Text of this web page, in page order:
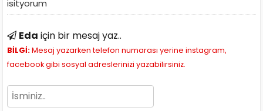
isityorum
Eda için bir mesaj yaz..
BİLGİ:Mesaj yazarken telefon numarası yerine instagram,
facebook gibi sosyal adreslerinizi yazabilirsiniz.